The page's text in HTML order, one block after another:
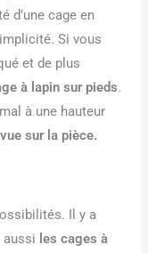
d’une cage en
Si vous
et de plus
à lapin sur pieds.
à une hauteur
sur la pièce.
Il y a
aussi les cages à